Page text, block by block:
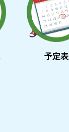
予定表